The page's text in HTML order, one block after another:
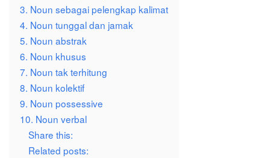
3. Noun sebagai pelengkap kalimat
4. Noun tunggal dan jamak
5. Noun abstrak
6. Noun khusus
7. Noun tak terhitung
8. Noun kolektif
9. Noun possessive
10. Noun verbal
Share this:
Related posts: